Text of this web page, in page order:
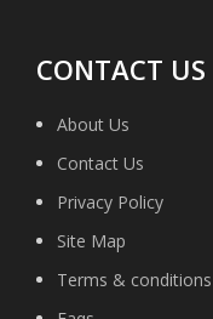
CONTACT US
About Us
Contact Us
Privacy Policy
Site Map
Terms & conditions